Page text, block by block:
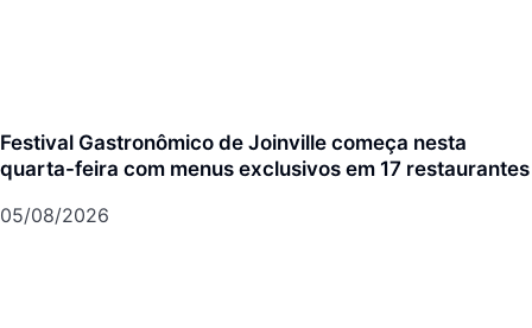
Festival Gastronômico de Joinville começa nesta
quarta-feira com menus exclusivos em 17 restaurantes
05/08/2026